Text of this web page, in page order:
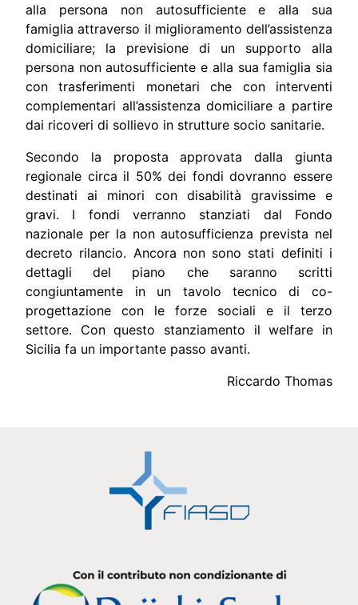
alla persona non autosufficiente e alla sua
famiglia attraverso il miglioramento dell’assistenza
domiciliare; la previsione di un supporto alla
persona non autosufficiente e alla sua famiglia sia
con trasferimenti monetari che con interventi
complementari all’assistenza domiciliare a partire
dai ricoveri di sollievo in strutture socio sanitarie.
Secondo la proposta approvata dalla giunta
regionale circa il 50% dei fondi dovranno essere
destinati ai minori con disabilità gravissime e
gravi. I fondi verranno stanziati dal Fondo
nazionale per la non autosufficienza prevista nel
decreto rilancio. Ancora non sono stati definiti i
dettagli del piano che saranno scritti
congiuntamente in un tavolo tecnico di co-
progettazione con le forze sociali e il terzo
settore. Con questo stanziamento il welfare in
Sicilia fa un importante passo avanti.
Riccardo Thomas